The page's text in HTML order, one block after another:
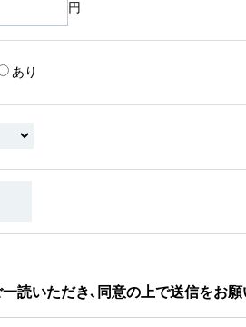
円
あり
読いただき､同意の上で送信をお